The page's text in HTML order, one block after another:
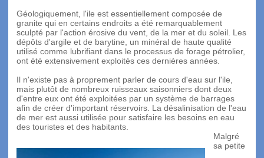
Géologiquement, l'ile est essentiellement composée de
granite qui en certains endroits a été remarquablement
sculpté par l'action érosive du vent, de la mer et du soleil. Les
dépôts d'argile et de barytine, un minéral de haute qualité
utilisé comme lubrifiant dans le processus de forage pétrolier,
ont été extensivement exploités ces dernières années.
Il n'existe pas à proprement parler de cours d'eau sur l'ile,
mais plutôt de nombreux ruisseaux saisonniers dont deux
d'entre eux ont été exploitées par un système de barrages
afin de créer d'important réservoirs. La désalinisation de l'eau
de mer est aussi utilisée pour satisfaire les besoins en eau
des touristes et des habitants.
Malgré
sa petite